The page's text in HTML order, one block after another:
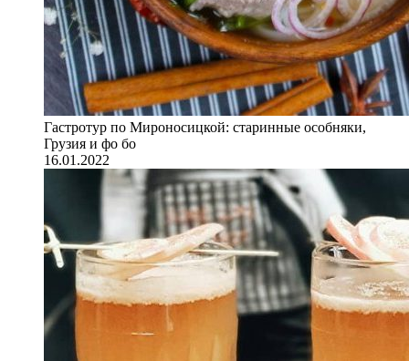
Гастротур по Мироносицкой: старинные особняки,
Грузия и фо бо
16.01.2022